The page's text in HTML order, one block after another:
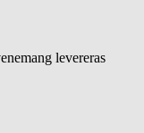
levereras